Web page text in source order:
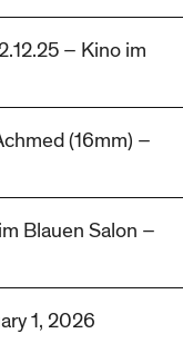
– Kino im
(16mm) –
Blauen Salon –
1, 2026